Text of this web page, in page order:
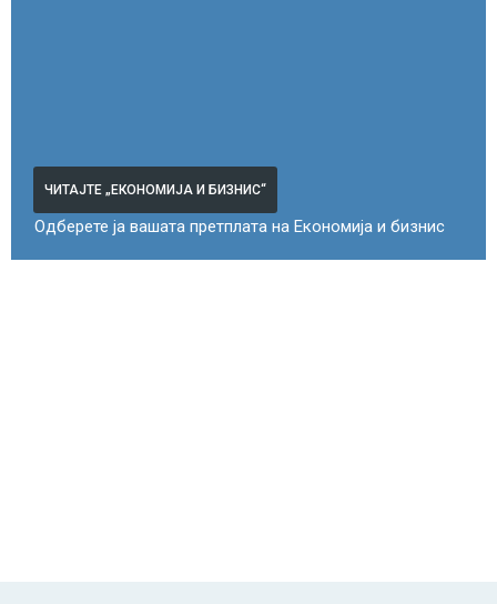
ЧИТАЈТЕ „ЕКОНОМИЈА И БИЗНИС“
Одберете ја вашата претплата на Економија и бизнис